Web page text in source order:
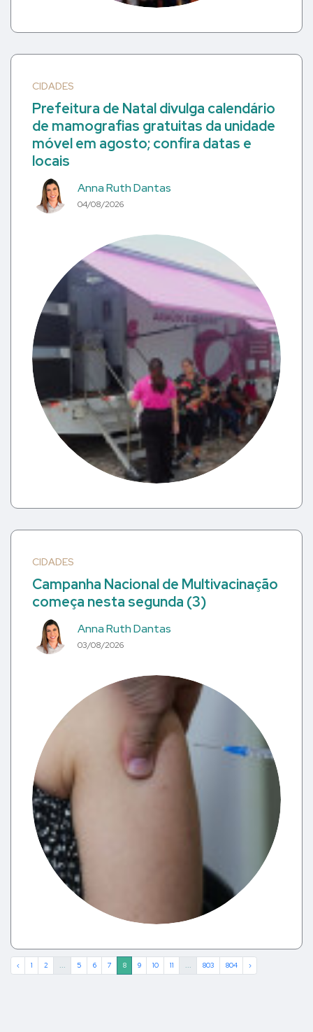
CIDADES
Prefeitura de Natal divulga calendário
de mamografias gratuitas da unidade
móvel em agosto; confira datas e
locais
Anna Ruth Dantas
04/08/2026
CIDADES
Campanha Nacional de Multivacinação
começa nesta segunda (3)
Anna Ruth Dantas
03/08/2026
‹ 1 2 ... 5 6 7 8 9 10 11 ... 803 804 ›